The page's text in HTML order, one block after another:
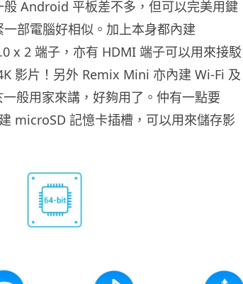
Android 平板差不多，但可以完美用鍵
部電腦好相似。加上本身都內建
x 2 端子，亦有 HDMI 端子可以用來接駁
影片！另外 Remix Mini 亦內建 Wi-Fi 及
般用家來講，好夠用了。仲有一點要
microSD 記憶卡插槽，可以用來儲存影